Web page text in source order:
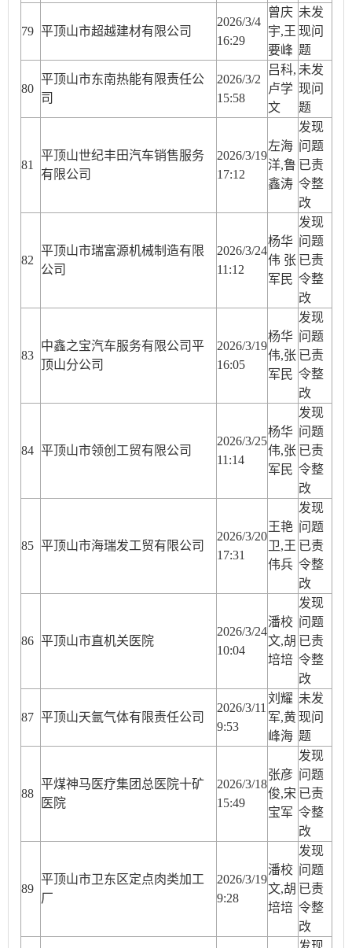
79 平顶山市超越建材有限公司
2026/3/4
16:29
曾庆
宇,王
要峰
未发
现问
题
80
平顶山市东南热能有限责任公
司
2026/3/2
15:58
吕科,
卢学
文
未发
现问
题
81
平顶山世纪丰田汽车销售服务
有限公司
2026/3/19
17:12
左海
洋,鲁
鑫涛
发现
问题
已责
令整
改
82
平顶山市瑞富源机械制造有限
公司
2026/3/24
11:12
杨华
伟 张
军民
发现
问题
已责
令整
改
83
中鑫之宝汽车服务有限公司平
顶山分公司
2026/3/19
16:05
杨华
伟,张
军民
发现
问题
已责
令整
改
84 平顶山市领创工贸有限公司
2026/3/25
11:14
杨华
伟,张
军民
发现
问题
已责
令整
改
85 平顶山市海瑞发工贸有限公司
2026/3/20
17:31
王艳
卫,王
伟兵
发现
问题
已责
令整
改
86 平顶山市直机关医院
2026/3/24
10:04
潘校
文,胡
培培
发现
问题
已责
令整
改
87 平顶山天氩气体有限责任公司
2026/3/11
9:53
刘耀
军,黄
峰海
未发
现问
题
88
平煤神马医疗集团总医院十矿
医院
2026/3/18
15:49
张彦
俊,宋
宝军
发现
问题
已责
令整
改
89
平顶山市卫东区定点肉类加工
厂
2026/3/19
9:28
潘校
文,胡
培培
发现
问题
已责
令整
改